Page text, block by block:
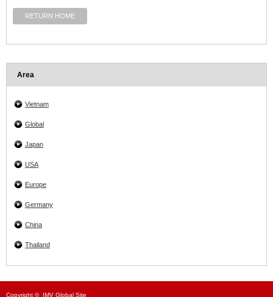
RETURN HOME
Area
Vietnam
Global
Japan
USA
Europe
Germany
China
Thailand
Copyright © IMV Global Site